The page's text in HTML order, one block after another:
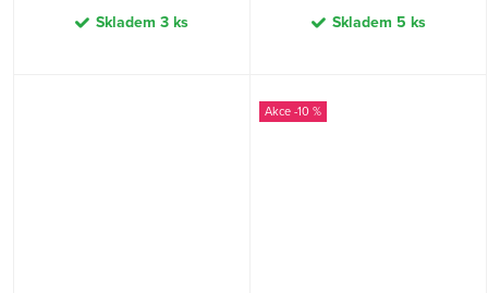
Skladem 3 ks Skladem 5 ks
-10 %